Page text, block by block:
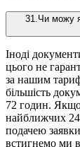
31 Чи можу я
Іноді
цього не
за нашим
більшість
72 годин.
найближчих
подачею
встигнемо ми